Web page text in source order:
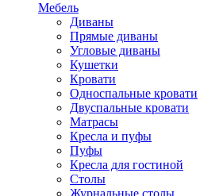
Мебель
Диваны
Прямые диваны
Угловые диваны
Кушетки
Кровати
Односпальные кровати
Двуспальные кровати
Матрасы
Кресла и пуфы
Пуфы
Кресла для гостиной
Столы
Журнальные столы